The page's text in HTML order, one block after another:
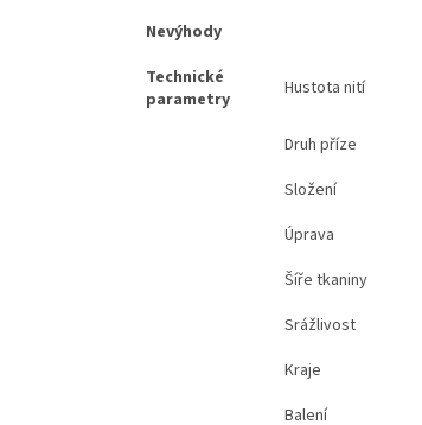
Nevýhody
Technické
parametry
Hustota nití
Druh příze
Složení
Úprava
Šíře tkaniny
Srážlivost
Kraje
Balení